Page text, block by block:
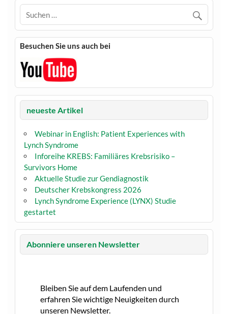
Besuchen Sie uns auch bei
neueste Artikel
Webinar in English: Patient Experiences with
Lynch Syndrome
Inforeihe KREBS: Familiäres Krebsrisiko –
Survivors Home
Aktuelle Studie zur Gendiagnostik
Deutscher Krebskongress 2026
Lynch Syndrome Experience (LYNX) Studie
gestartet
Abonniere unseren Newsletter
Bleiben Sie auf dem Laufenden und
erfahren Sie wichtige Neuigkeiten durch
unseren Newsletter.